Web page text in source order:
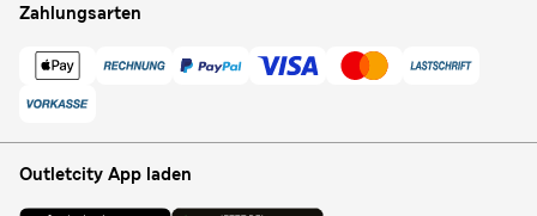
Zahlungsarten
Outletcity App laden